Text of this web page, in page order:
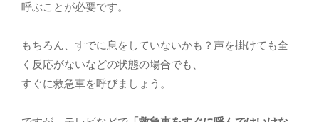
呼ぶことが必要です。
もちろん、すでに息をしていないかも？声を掛けても全
く反応がないなどの状態の場合でも、
すぐに救急車を呼びましょう。